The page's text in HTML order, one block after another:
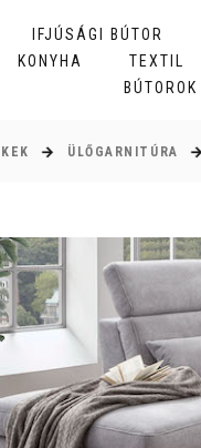
IFJÚSÁGI BÚTOR
KONYHA TEXTIL
ÜLŐGARNITÚRA